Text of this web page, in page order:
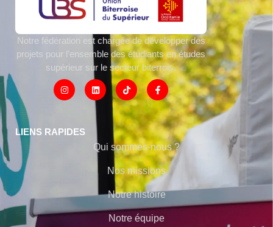
Notre fédération est chargée de développer des
projets pour l’ensemble des étudiants en études
supérieur sur le secteur biterrois.
LIENS RAPIDES
Qui sommes-nous ?
Nos missions
Notre histoire
Notre équipe